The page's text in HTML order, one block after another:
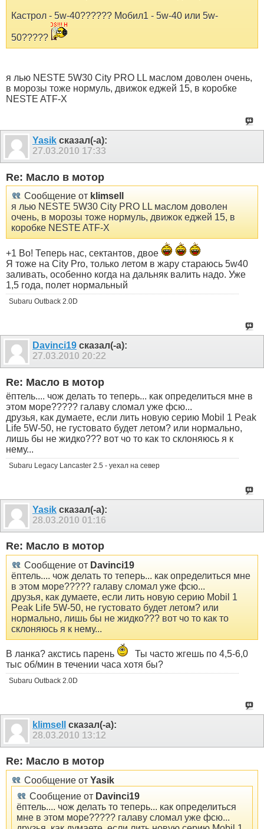
Кастрол - 5w-40?????? Мобил1 - 5w-40 или 5w-
50?????
я лью NESTE 5W30 City PRO LL маслом доволен очень,
в морозы тоже нормуль, движок еджей 15, в коробке
NESTE ATF-X
Yasik сказал(-а):
27.03.2010 17:33
Re: Масло в мотор
Сообщение от klimsell
я лью NESTE 5W30 City PRO LL маслом доволен
очень, в морозы тоже нормуль, движок еджей 15, в
коробке NESTE ATF-X
+1 Во! Теперь нас, сектантов, двое
Я тоже на City Pro, только летом в жару стараюсь 5w40
заливать, особенно когда на дальняк валить надо. Уже
1,5 года, полет нормальный
Subaru Outback 2.0D
Davinci19 сказал(-а):
27.03.2010 20:22
Re: Масло в мотор
ёптель.... чож делать то теперь... как определиться мне в
этом море????? галаву сломал уже фсю...
друзья, как думаете, если лить новую серию Mobil 1 Peak
Life 5W-50, не густовато будет летом? или нормально,
лишь бы не жидко??? вот чо то как то склоняюсь я к
нему...
Subaru Legacy Lancaster 2.5 - уехал на север
Yasik сказал(-а):
28.03.2010 01:16
Re: Масло в мотор
Сообщение от Davinci19
ёптель.... чож делать то теперь... как определиться мне
в этом море????? галаву сломал уже фсю...
друзья, как думаете, если лить новую серию Mobil 1
Peak Life 5W-50, не густовато будет летом? или
нормально, лишь бы не жидко??? вот чо то как то
склоняюсь я к нему...
В ланка? акстись парень
Ты часто жгешь по 4,5-6,0
тыс об/мин в течении часа хотя бы?
Subaru Outback 2.0D
klimsell
сказал(-а):
28.03.2010 13:12
Re: Масло в мотор
Сообщение от Yasik
Сообщение от Davinci19
ёптель.... чож делать то теперь... как определиться
мне в этом море????? галаву сломал уже фсю...